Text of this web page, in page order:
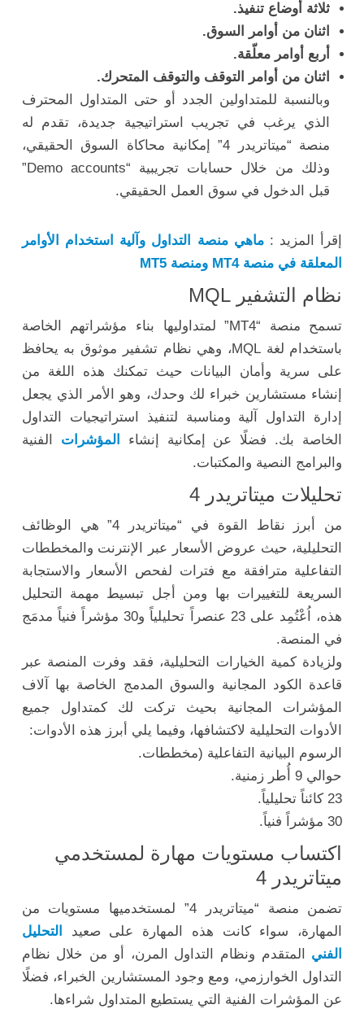
ثلاثة أوضاع تنفيذ.
اثنان من أوامر السوق.
أربع أوامر معلّقة.
اثنان من أوامر التوقف والتوقف المتحرك.
وبالنسبة للمتداولين الجدد أو حتى المتداول المحترف
الذي يرغب في تجريب استراتيجية جديدة، تقدم له
منصة “ميتاتريدر 4” إمكانية محاكاة السوق الحقيقي،
وذلك من خلال حسابات تجريبية “Demo accounts”
قبل الدخول في سوق العمل الحقيقي.
إقرأ المزيد :ماهي منصة التداول وآلية استخدام الأوامر
المعلقة في منصة MT4 ومنصة MT5
نظام التشفير MQL
تسمح منصة “MT4” لمتداوليها بناء مؤشراتهم الخاصة
باستخدام لغة MQL، وهي نظام تشفير موثوق به يحافظ
على سرية وأمان البيانات حيث تمكنك هذه اللغة من
إنشاء مستشارين خبراء لك وحدك، وهو الأمر الذي يجعل
إدارة التداول آلية ومناسبة لتنفيذ استراتيجيات التداول
الخاصة بك. فضلًا عن إمكانية إنشاء
المؤشرات
الفنية
والبرامج النصية والمكتبات.
تحليلات ميتاتريدر 4
من أبرز نقاط القوة في “ميتاتريدر 4” هي الوظائف
التحليلية، حيث عروض الأسعار عبر الإنترنت والمخططات
التفاعلية مترافقة مع فترات لفحص الأسعار والاستجابة
السريعة للتغييرات بها ومن أجل تبسيط مهمة
التحليل
هذه، اُعْتُمِد على 23 عنصراً تحليلياً و30 مؤشراً فنياً مدمَج
في المنصة.
ولزيادة كمية الخيارات التحليلية، فقد وفرت المنصة عبر
قاعدة الكود المجانية والسوق المدمج الخاصة بها آلاف
المؤشرات المجانية بحيث تركت لك كمتداول جميع
الأدوات التحليلية لاكتشافها، وفيما يلي أبرز هذه الأدوات:
الرسوم البيانية التفاعلية (مخططات.
حوالي 9 أُطر زمنية.
23 كائناً تحليلياً.
30 مؤشراً فنياً.
اكتساب مستويات مهارة لمستخدمي
ميتاتريدر 4
تضمن منصة “ميتاتريدر 4” لمستخدميها مستويات من
المهارة، سواء كانت هذه المهارة على صعيد
التحليل
الفني المتقدم ونظام التداول المرن، أو من خلال نظام
التداول الخوارزمي، ومع وجود المستشارين الخبراء، فضلًا
عن المؤشرات الفنية التي يستطيع المتداول شراءها.